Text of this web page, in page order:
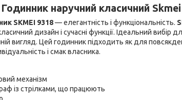
Годинник наручний класичний
SKMEI 9318— елегантність і функціональність.
дизайн і сучасні функції. Ідеальний вибір
вигляд. Цей годинник підходить як для
і смак власника.
механізм
із стрілками, що працюють